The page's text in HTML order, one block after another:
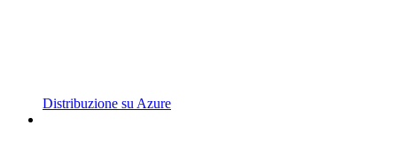
Distribuzione su Azure